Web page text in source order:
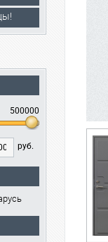
500000
руб.